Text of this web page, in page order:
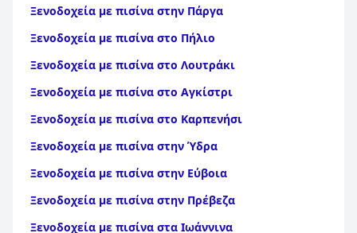
Ξενοδοχεία με πισίνα στην Πάργα
Ξενοδοχεία με πισίνα στο Πήλιο
Ξενοδοχεία με πισίνα στο Λουτράκι
Ξενοδοχεία με πισίνα στο Αγκίστρι
Ξενοδοχεία με πισίνα στο Καρπενήσι
Ξενοδοχεία με πισίνα στην Ύδρα
Ξενοδοχεία με πισίνα στην Εύβοια
Ξενοδοχεία με πισίνα στην Πρέβεζα
Ξενοδοχεία με πισίνα στα Ιωάννινα